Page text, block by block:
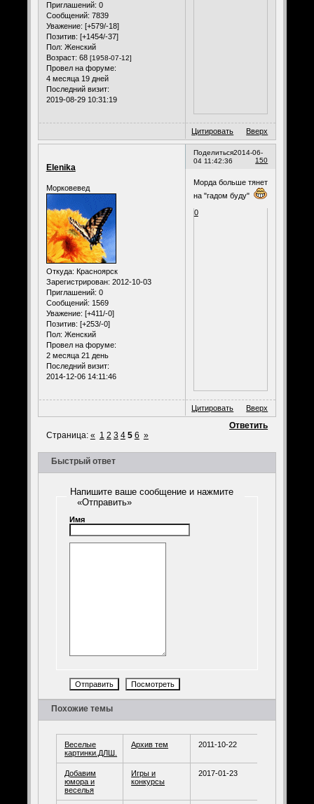
Приглашений: 0
Сообщений: 7839
Уважение: [+579/-18]
Позитив: [+1454/-37]
Пол: Женский
Возраст: 68 [1958-07-12]
Провел на форуме:
4 месяца 19 дней
Последний визит:
2019-08-29 10:31:19
Цитировать Вверх
Поделиться
150
2014-06-
04 11:42:36
Elenika
Морковевед
Откуда: Красноярск
Зарегистрирован: 2012-10-03
Приглашений: 0
Сообщений: 1569
Уважение: [+411/-0]
Позитив: [+253/-0]
Пол: Женский
Провел на форуме:
2 месяца 21 день
Последний визит:
2014-12-06 14:11:46
Морда больше тянет
на "гадом буду"
0
Цитировать Вверх
Ответить
Страница: « 1 2 3 4 5 6 »
Быстрый ответ
Напишите ваше сообщение и нажмите
«Отправить»
Имя
Похожие темы
Веселые
картинки.ДЛШ.
Архив тем 2011-10-22
Добавим
юмора и
веселья
Игры и
конкурсы
2017-01-23